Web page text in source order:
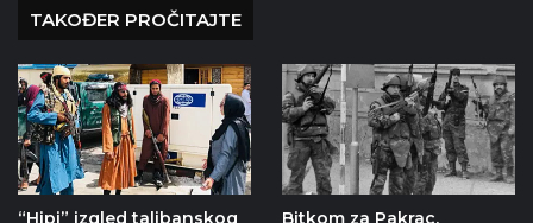
TAKOĐER PROČITAJTE